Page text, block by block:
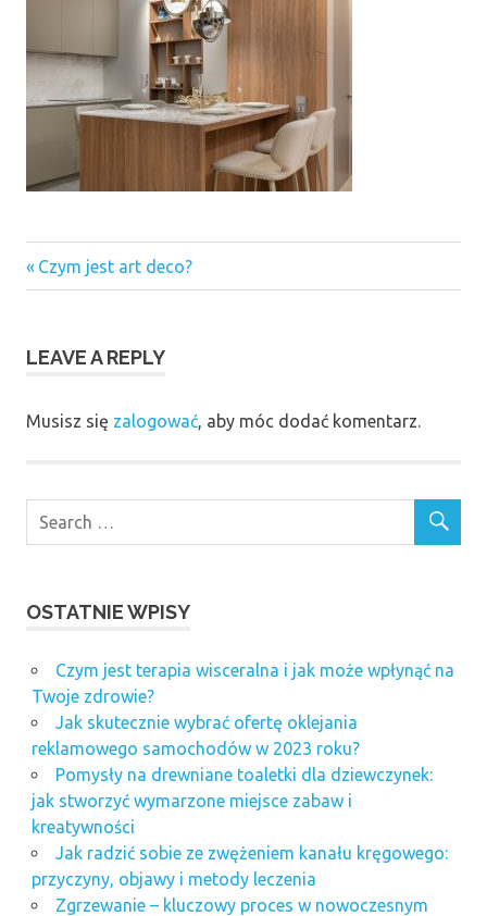
Nawigacja
Previous
Post:
Czym jest art deco?
LEAVE A REPLY
Musisz się zalogować , aby móc dodać komentarz.
OSTATNIE WPISY
Czym jest terapia wisceralna i jak może wpłynąć na
Twoje zdrowie?
Jak skutecznie wybrać ofertę oklejania
reklamowego samochodów w 2023 roku?
Pomysły na drewniane toaletki dla dziewczynek:
jak stworzyć wymarzone miejsce zabaw i
kreatywności
Jak radzić sobie ze zwężeniem kanału kręgowego:
przyczyny, objawy i metody leczenia
Zgrzewanie – kluczowy proces w nowoczesnym